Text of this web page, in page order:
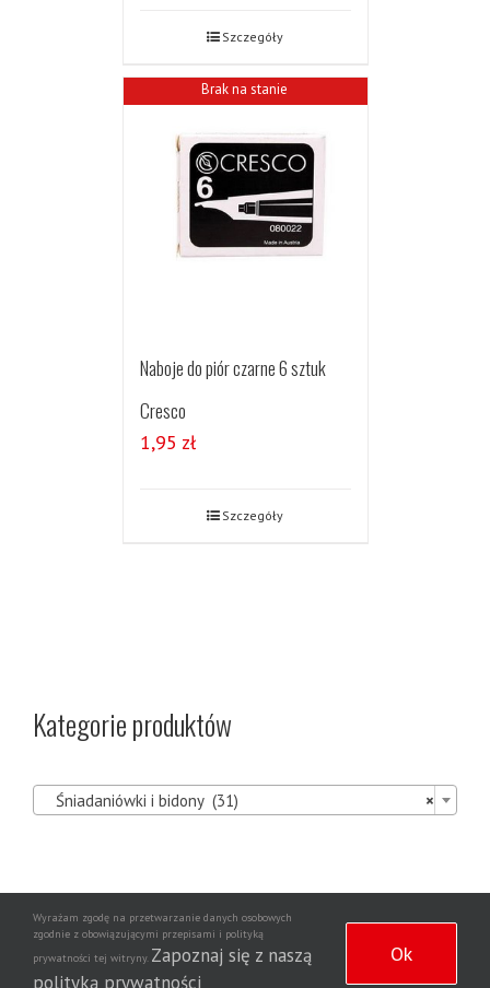
Szczegóły
Brak na stanie
Naboje do piór czarne 6 sztuk
Cresco
1,95 zł
Szczegóły
Kategorie produktów
×
Śniadaniówki i bidony (31)
Copyright 2020 | Wszelkie prawa zastrzeżone | Wdrożenie strony
Dziennikarska NewsNet
Wyrażam zgodę na przetwarzanie danych osobowych
zgodnie z obowiązującymi przepisami i polityką
prywatności tej witryny. Zapoznaj się z naszą
polityką prywatności
Ok